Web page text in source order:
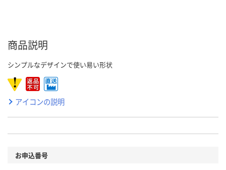
商品説明
シンプルなデザインで使い易い形状
アイコンの説明
お申込番号